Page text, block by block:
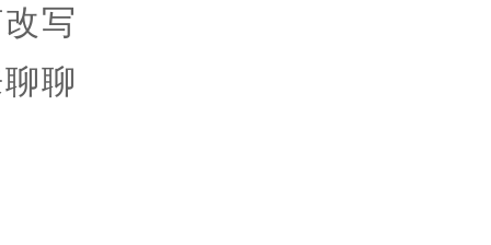
写
聊